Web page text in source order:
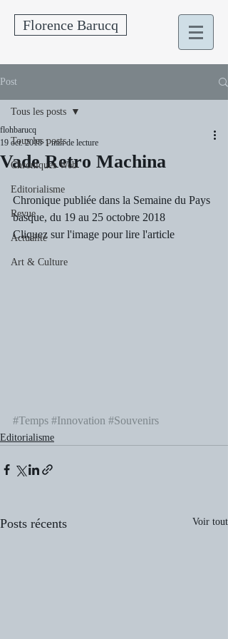
Florence Barucq
Post
Tous les posts
Chroniques Web
Editorialisme
Revue
Actualité
Art & Culture
Tous les posts
Vade Retro Machina
flohbarucq
19 oct. 2018 1 min de lecture
Chronique publiée dans la Semaine du Pays
basque, du 19 au 25 octobre 2018
Cliquez sur l'image pour lire l'article
#Temps #Innovation #Souvenirs
Editorialisme
Posts récents Voir tout